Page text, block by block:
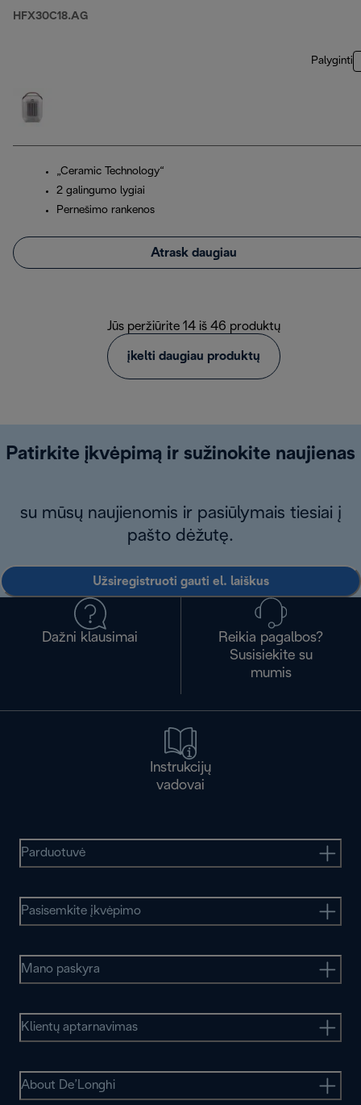
HFX30C18.AG
Palyginti
„Ceramic Technology“
2 galingumo lygiai
Pernešimo rankenos
Atrask daugiau
Jūs peržiūrite 14 iš 46 produktų
įkelti daugiau produktų
Patirkite įkvėpimą ir sužinokite naujienas
su mūsų naujienomis ir pasiūlymais tiesiai į
pašto dėžutę.
Užsiregistruoti gauti el. laiškus
Dažni klausimai
Reikia pagalbos?
Susisiekite su
mumis
Instrukcijų
vadovai
Parduotuvė
Pasisemkite įkvėpimo
Mano paskyra
Klientų aptarnavimas
About De’Longhi